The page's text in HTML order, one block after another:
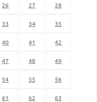
26 27 28
33 34 35
40 41 42
47 48 49
54 55 56
61 62 63